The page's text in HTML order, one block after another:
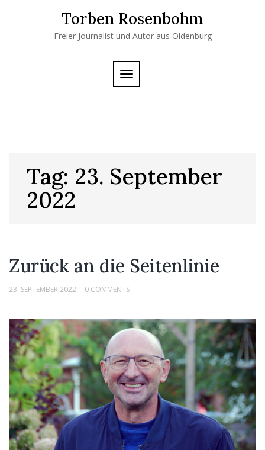
Torben Rosenbohm
Freier Journalist und Autor aus Oldenburg
TOGGLE
NAVIGATION
Tag: 23. September
2022
Zurück an die Seitenlinie
23. SEPTEMBER 2022 0 COMMENTS